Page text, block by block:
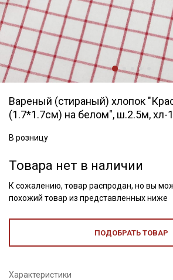
Вареный (стираный) хлопок
(1.7*1.7см) на белом", ш.2.5м, хл-
В розницу
Товара нет в наличии
К сожалению, товар распродан, но вы
похожий товар из представленных ниже
ПОДОБРАТЬ ТОВАР
Характеристики